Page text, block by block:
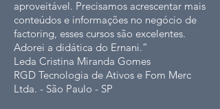
aproveitável. Precisamos acrescentar mais
conteúdos e informações no negócio de
factoring, esses cursos são excelentes.
Adorei a didática do Ernani.”
Leda Cristina Miranda Gomes
RGD Tecnologia de Ativos e Fom Merc
Ltda. - São Paulo - SP